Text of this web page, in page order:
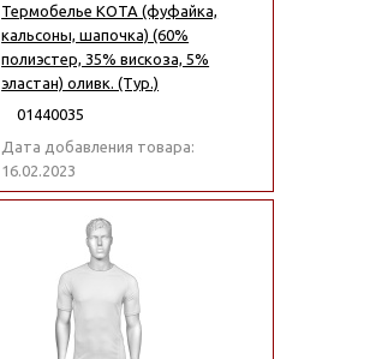
Термобелье KOTA (фуфайка,
кальсоны, шапочка) (60%
полиэстер, 35% вискоза, 5%
эластан) оливк. (Тур.)
01440035
Дата добавления товара:
16.02.2023